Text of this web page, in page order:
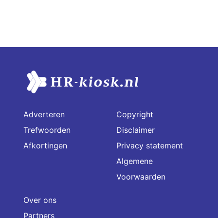
Adverteren
Trefwoorden
Afkortingen
Copyright
Disclaimer
Privacy statement
Algemene
Voorwaarden
Over ons
Partners